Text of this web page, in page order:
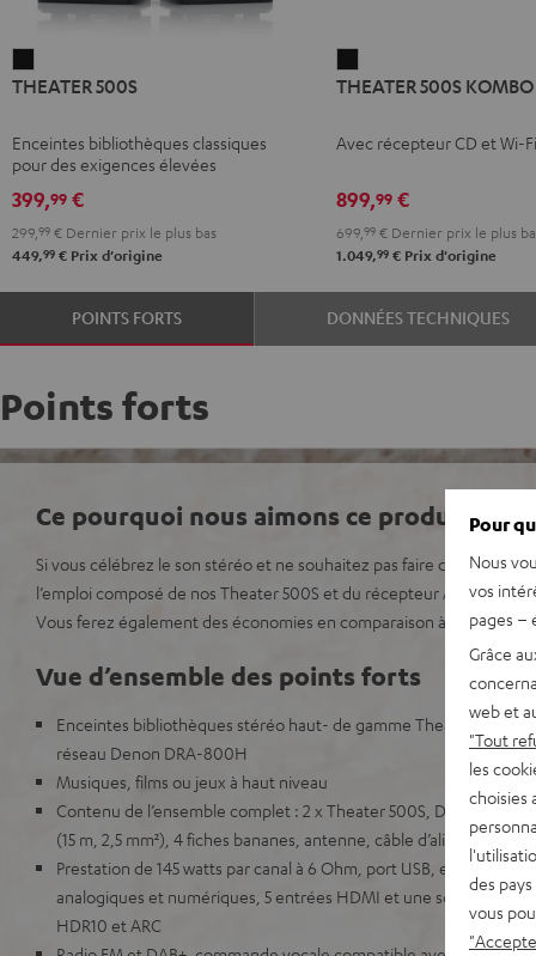
500S
THEATER 500S
Enceintes bibliothèques classiques
pour des exigences élevées
399,99 €
299, 99 € Dernier prix le plus bas
449,99 € Prix d'origine
500S
2
THEATER 500S KOMBO
Avec récepteur CD et Wi-Fi
899,99€
699, 99€Dernier prix le plus
1.049,99€Prix d'origine
POINTS FORTS DONNÉES TECHNIQUES
Points forts
Ce pourquoi nous aimons ce produit
Si vous célébrez le son stéréo et ne souhaitez pas faire de
l’emploi composé de nos Theater 500S et du récepteur AV stéréo
Vous ferez également des économies en comparaison à des achats
Vue d’ensemble des points forts
Enceintes bibliothèques stéréo haut- de gamme Theater 500S
réseau Denon DRA-800H
Musiques, films ou jeux à haut niveau
Contenu de l’ensemble complet : 2 x Theater 500S, Denon
(15 m, 2,5 mm²), 4 fiches bananes, antenne, câble
Prestation de 145 watts par canal à 6 Ohm, port USB, entrée
analogiques et numériques, 5 entrées HDMI et une sortie HDMI
HDR10 et ARC
Pour
Nous
vos
pages –
Grâce
web et
"Tout
les
choisies
des
vous